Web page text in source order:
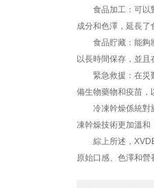
食品加工：可以對
成分和色澤，延長
食品貯藏：能夠將
以長時間保存，並
緊急救援：在災難
備生物藥物和疫苗，
冷凍幹燥係統對於
凍幹燥技術更加溫和
綜上所述，
原始口感、色澤和